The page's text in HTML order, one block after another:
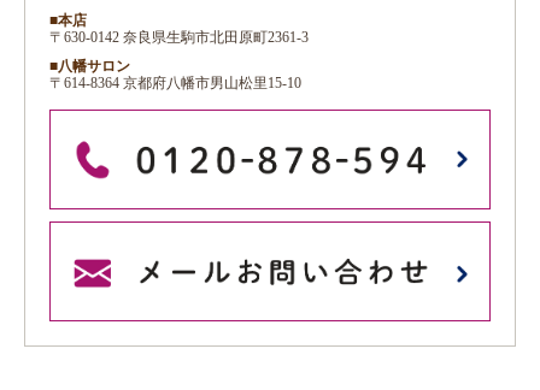
■本店
〒630-0142 奈良県生駒市北田原町2361-3
■八幡サロン
〒614-8364 京都府八幡市男山松里15-10